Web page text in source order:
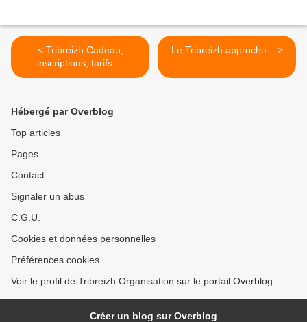
< Tribreizh:Cadeau,
inscriptions, tarifs ...
Le Tribreizh approche... >
Hébergé par Overblog
Top articles
Pages
Contact
Signaler un abus
C.G.U.
Cookies et données personnelles
Préférences cookies
Voir le profil de Tribreizh Organisation sur le portail Overblog
Créer un blog sur Overblog